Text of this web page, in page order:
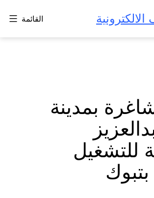
القائمة
بمدينة
للتشغيل
بتبوك